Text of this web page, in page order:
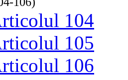
104
105
106